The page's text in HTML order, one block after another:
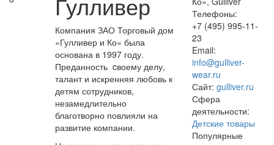
Компания ЗАО Торговый дом
«Гулливер и Ко» была
основана в 1997 году.
Преданность cвоему делу,
талант и искренняя любовь к
детям сотрудников,
незамедлительно
благотворно повлияли на
развитие компании.
Телефоны:
+7 (495) 995-11-
23
Email:
info@gulliver-
wear.ru
Сайт: gulliver.ru
Сфера
деятельности:
Детские товары
Популярные